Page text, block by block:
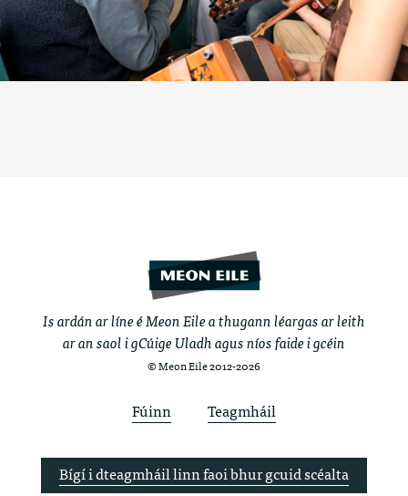
Is ardán ar líne é Meon Eile a thugann léargas ar leith
ar an saol i gCúige Uladh agus níos faide i gcéin
© Meon Eile 2012-2026
Fúinn Teagmháil
Bígí i dteagmháil linn faoi bhur gcuid scéalta